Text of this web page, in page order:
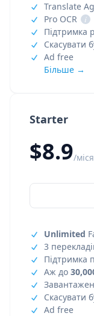
Starter
$8.9/
Unlimited
3
Підтримка
Аж до
Скасувати
Ad free
Translate
Pro OCR
i
Підтримка
Скасувати
Ad free
Більше →